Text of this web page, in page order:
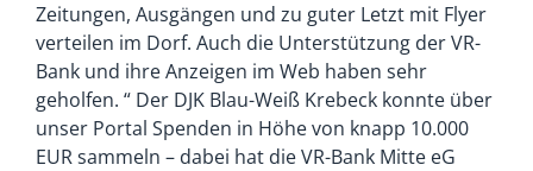
Zeitungen, Ausgängen und zu guter Letzt mit Flyer
verteilen im Dorf. Auch die Unterstützung der VR-
Bank und ihre Anzeigen im Web haben sehr
geholfen. “ Der DJK Blau-Weiß Krebeck konnte über
unser Portal Spenden in Höhe von knapp 10.000
EUR sammeln – dabei hat die VR-Bank Mitte eG